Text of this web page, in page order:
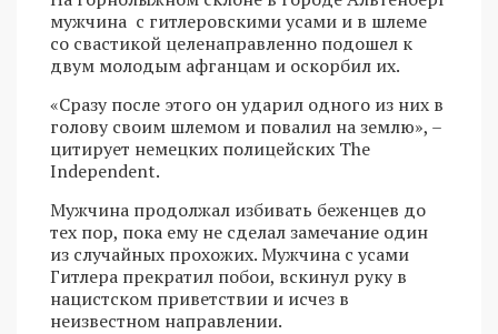
мужчина с гитлеровскими усами и в шлеме
со свастикой целенаправленно подошел к
двум молодым афганцам и оскорбил их.
«Сразу после этого он ударил одного из них в
голову своим шлемом и повалил на землю», –
цитирует немецких полицейских The
Independent.
Мужчина продолжал избивать беженцев до
тех пор, пока ему не сделал замечание один
из случайных прохожих. Мужчина с усами
Гитлера прекратил побои, вскинул руку в
нацистском приветствии и исчез в
неизвестном направлении.